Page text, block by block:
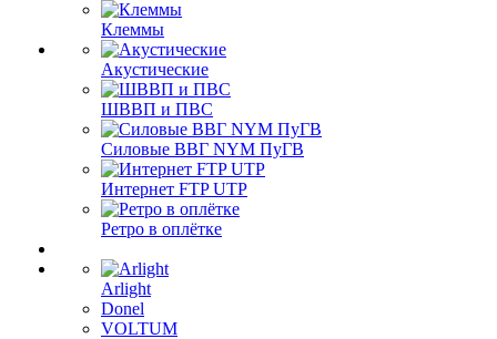
Клеммы
Акустические
ШВВП и ПВС
Силовые ВВГ NYM ПуГВ
Интернет FTP UTP
Ретро в оплётке
Arlight
Donel
VOLTUM